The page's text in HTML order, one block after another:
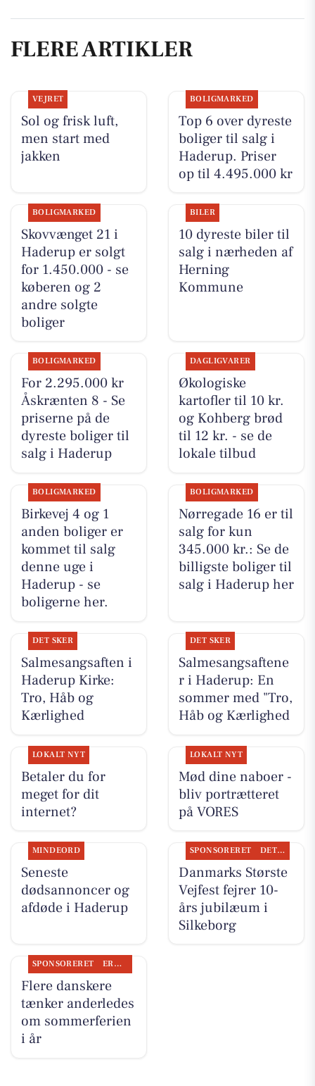
FLERE ARTIKLER
VEJRET
Sol og frisk luft,
men start med
jakken
BOLIGMARKED
Top 6 over dyreste
boliger til salg i
Haderup. Priser
op til 4.495.000 kr
BOLIGMARKED
Skovvænget 21 i
Haderup er solgt
for 1.450.000 - se
køberen og 2
andre solgte
boliger
BILER
10 dyreste biler til
salg i nærheden af
Herning
Kommune
BOLIGMARKED
For 2.295.000 kr
Åskrænten 8 - Se
priserne på de
dyreste boliger til
salg i Haderup
DAGLIGVARER
Økologiske
kartofler til 10 kr.
og Kohberg brød
til 12 kr. - se de
lokale tilbud
BOLIGMARKED
Birkevej 4 og 1
anden boliger er
kommet til salg
denne uge i
Haderup - se
boligerne her.
BOLIGMARKED
Nørregade 16 er til
salg for kun
345.000 kr.: Se de
billigste boliger til
salg i Haderup her
DET SKER
Salmesangsaften i
Haderup Kirke:
Tro, Håb og
Kærlighed
DET SKER
Salmesangsaftene
r i Haderup: En
sommer med "Tro,
Håb og Kærlighed
LOKALT NYT
Betaler du for
meget for dit
internet?
LOKALT NYT
Mød dine naboer -
bliv portrætteret
på VORES
MINDEORD
Seneste
dødsannoncer og
afdøde i Haderup
SPONSORERET DET SKER
Danmarks Største
Vejfest fejrer 10-
års jubilæum i
Silkeborg
SPONSORERET ERHVERV
Flere danskere
tænker anderledes
om sommerferien
i år